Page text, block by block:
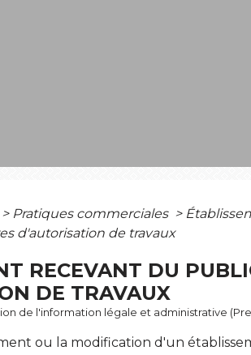
> Pratiques commerciales >
d'autorisation de travaux
RECEVANT DU
DE TRAVAUX
de l'information légale et administrative
ou la modification d'un